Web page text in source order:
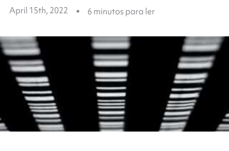
April 15th, 2022 6 minutos para ler